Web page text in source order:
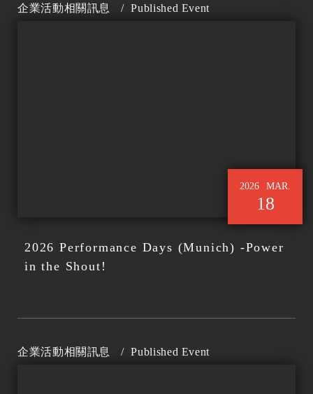
企業活動相關訊息 / Published Event
2026 MAR.
18
2026 Performance Days (Munich) -Power
in the Shout!
企業活動相關訊息 / Published Event